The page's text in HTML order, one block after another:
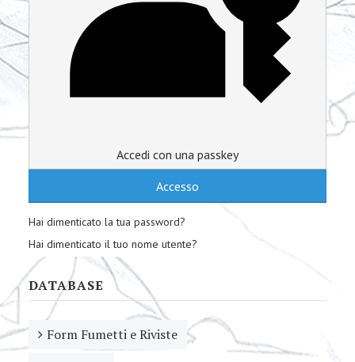
Accedi con una passkey
Accesso
Hai dimenticato la tua password?
Hai dimenticato il tuo nome utente?
DATABASE
Form Fumetti e Riviste